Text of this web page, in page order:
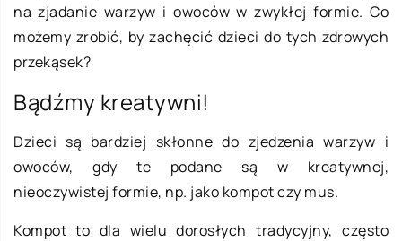
na zjadanie warzyw i owoców w zwykłej formie. Co
możemy zrobić, by zachęcić dzieci do tych zdrowych
przekąsek?
Bądźmy kreatywni!
Dzieci są bardziej skłonne do zjedzenia warzyw i
owoców, gdy te podane są w kreatywnej,
nieoczywistej formie, np. jako kompot czy mus.
Kompot to dla wielu dorosłych tradycyjny, często